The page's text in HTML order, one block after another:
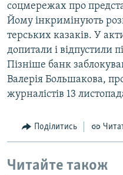
соцмережах про
Йому інкримінують
терських казаків. У
допитали і відпустили
Пізніше банк
Валерія Большакова,
журналістів 13
Поділитись
Читайте також